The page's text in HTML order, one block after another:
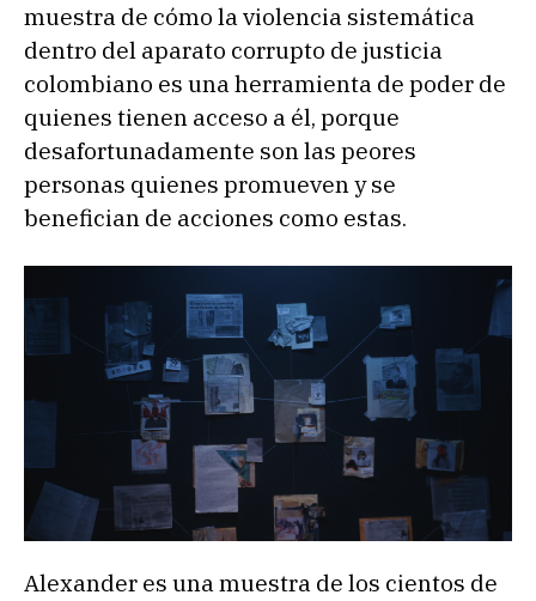
muestra de cómo la violencia sistemática
dentro del aparato corrupto de justicia
colombiano es una herramienta de poder de
quienes tienen acceso a él, porque
desafortunadamente son las peores
personas quienes promueven y se
benefician de acciones como estas.
Alexander es una muestra de los cientos de